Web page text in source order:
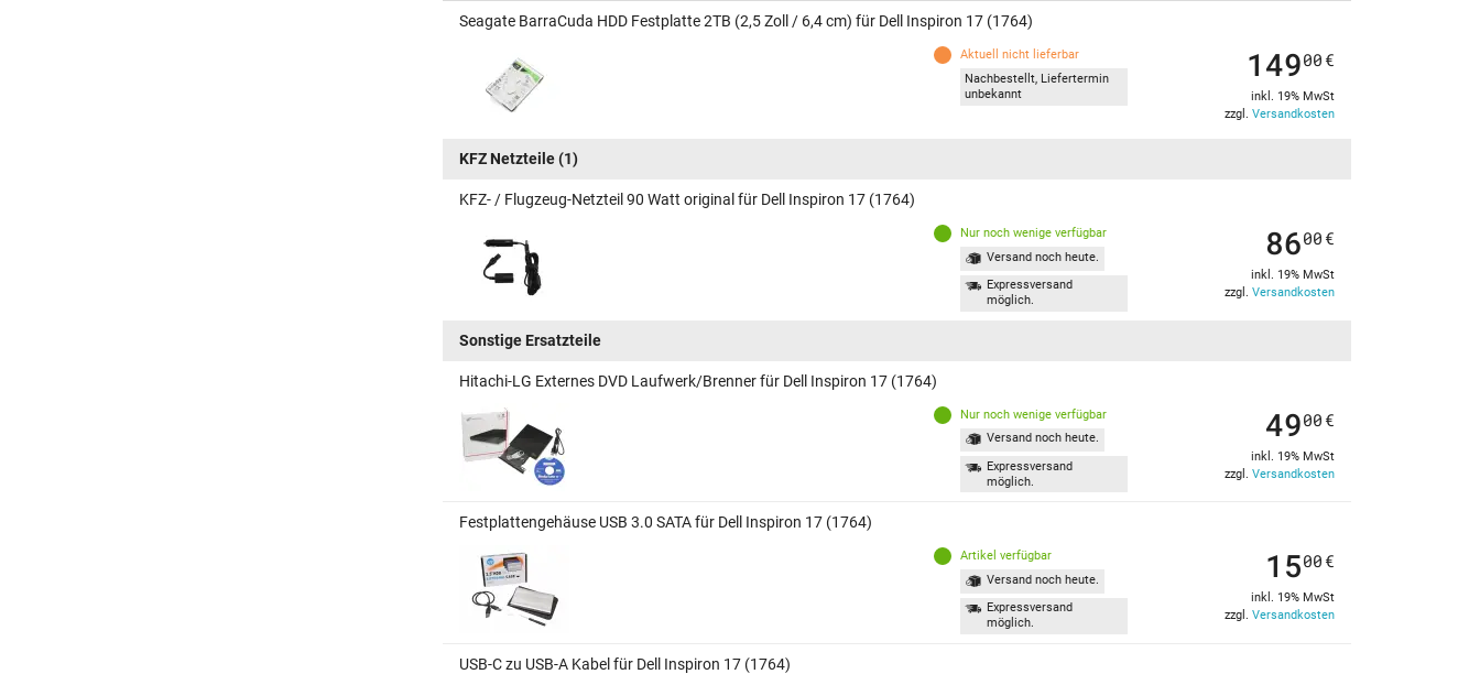
Seagate BarraCuda HDD Festplatte 2TB (2,5 Zoll / 6,4 cm) für Dell Inspiron 17 (1764)
Aktuell nicht lieferbar
Nachbestellt, Liefertermin
unbekannt
14900 €
inkl. 19% MwSt
zzgl. Versandkosten
KFZ Netzteile(1)
KFZ- / Flugzeug-Netzteil 90 Watt original für Dell Inspiron 17 (1764)
Nur noch wenige verfügbar
Versand noch heute.
Expressversand
möglich.
8600 €
inkl. 19% MwSt
zzgl. Versandkosten
Sonstige Ersatzteile
Hitachi-LG Externes DVD Laufwerk/Brenner für Dell Inspiron 17 (1764)
Nur noch wenige verfügbar
Versand noch heute.
Expressversand
möglich.
4900 €
inkl. 19% MwSt
zzgl. Versandkosten
Festplattengehäuse USB 3.0 SATA für Dell Inspiron 17 (1764)
Artikel verfügbar
Versand noch heute.
Expressversand
möglich.
1500 €
inkl. 19% MwSt
zzgl. Versandkosten
USB-C zu USB-A Kabel für Dell Inspiron 17 (1764)